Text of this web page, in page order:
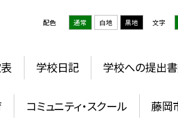
配色 通常 白地 黒地 文字
学校日記 学校への提出
コミュニティ・スクール 藤岡